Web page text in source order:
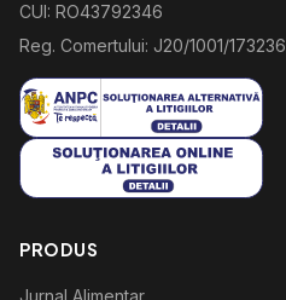
CUI: RO43792346
Reg. Comertului: J20/1001/173236
PRODUS
Jurnal Alimentar